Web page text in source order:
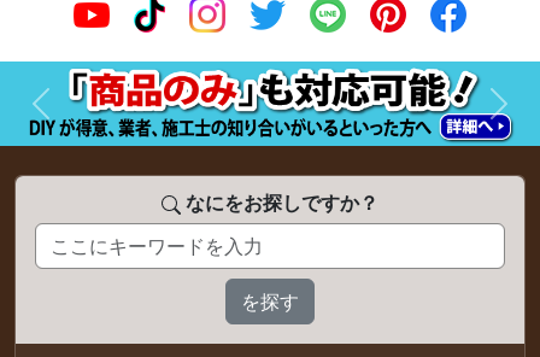
前へ 次へ
なにをお探しですか？